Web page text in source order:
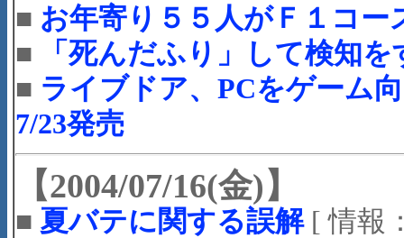
■ お年寄り５５人がＦ１コ
■
「死んだふり」して検知
■ ライブドア、PCをゲーム
7/23発売
【2004/07/16(金)】
■ 夏バテに関する誤解[ 情報